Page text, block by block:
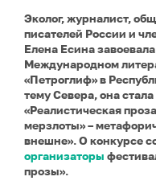
Эколог, журналист,
писателей России и
Елена Есина
Международном
«Петроглиф» в
тему Севера, она
«Реалистическая
мерзлоты» –
внешне». О конкурсе
организаторы
прозы».